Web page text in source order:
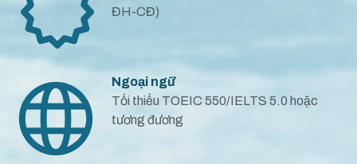
ĐH-CĐ)
Ngoại ngữ
Tối thiểu TOEIC 550/IELTS 5.0 hoặc
tương đương